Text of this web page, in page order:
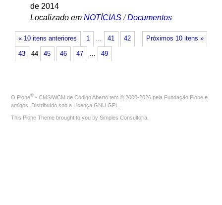
de 2014
Localizado em NOTÍCIAS /Documentos
« 10 itens anteriores Próximos 10 itens »
1 … 41 42
43 44 45 46 47 … 49
O Plone® - CMS/WCM de Código Aberto tem © 2000-2026 pela Fundação Plone e
amigos. Distribuído sob a Licença GNU GPL
This Plone Theme brought to you by Simples Consultoria